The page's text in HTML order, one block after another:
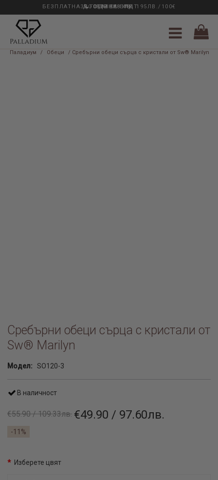
33 ГОДИНИ ОПИТ
БЕЗПЛАТНА ДОСТАВКА НАД 195ЛВ./100€
0889 888 484
Паладиум / Обеци / Сребърни обеци сърца с кристали от Sw® Marilyn
Сребърни обеци сърца с кристали от
Sw® Marilyn
Модел: SO120-3
В наличност
€55.90 / 109.33лв. €49.90 / 97.60лв.
-11%
Изберете цвят